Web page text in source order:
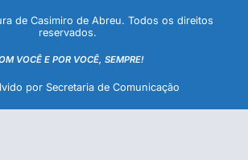
de Casimiro de Abreu. Todos os direitos
reservados.
VOCÊ E POR VOCÊ, SEMPRE!
por Secretaria de Comunicação